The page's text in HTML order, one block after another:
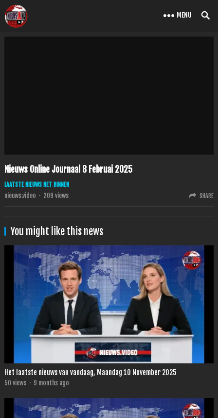
MENU
Nieuws Online Journaal 8 Februai 2025
LAATSTE NIEUWS NET BINNEN
nieuws.video · 209 views SHARE
You might like this news
Het laatste nieuws van vandaag, Maandag 10 November 2025
50 views · 9 months ago